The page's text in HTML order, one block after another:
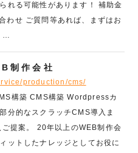
れる可能性があります！ 補助金
わせ ご質問等あれば、まずはお
…
制作会社
production/cms/
構築 CMS構築 Wordpressカ
分的なスクラッチCMS導入ま
提案。 20年以上のWEB制作会
ットしたナレッジとしてお役に